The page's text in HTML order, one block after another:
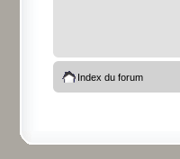
Index du forum